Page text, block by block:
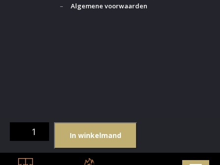
Duro
Collezione
In winkelmand
–Algemene voorwaarden